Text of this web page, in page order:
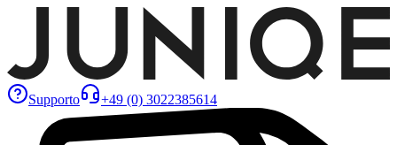
Supporto +49 (0) 3022385614